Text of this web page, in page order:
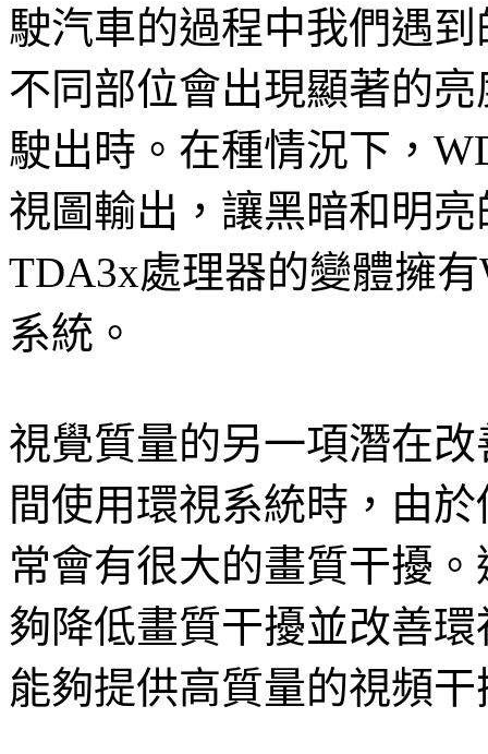
駛汽車的過程中我們遇
不同部位會出現顯著的
駛出時。在種情況下，
視圖輸出，讓黑暗和明
TDA3x處理器的變體擁
系統。
視覺質量的另一項潛在
間使用環視系統時，由
常會有很大的畫質干擾
夠降低畫質干擾並改善
能夠提供高質量的視頻